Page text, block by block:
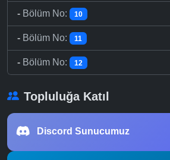
- Bölüm No: 10
- Bölüm No: 11
- Bölüm No: 12
Topluluğa Katıl
Discord Sunucumuz